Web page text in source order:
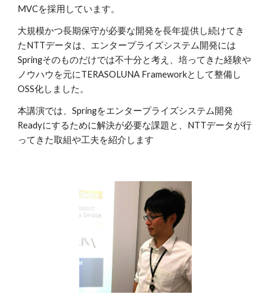
MVCを採用しています。
大規模かつ長期保守が必要な開発を長年提供し続けてき
たNTTデータは、エンタープライズシステム開発には
Springそのものだけでは不十分と考え、培ってきた経験や
ノウハウを元にTERASOLUNA Frameworkとして整備し
OSS化しました。
本講演では、Springをエンタープライズシステム開発
Readyにするために解決が必要な課題と、NTTデータが行
ってきた取組や工夫を紹介します